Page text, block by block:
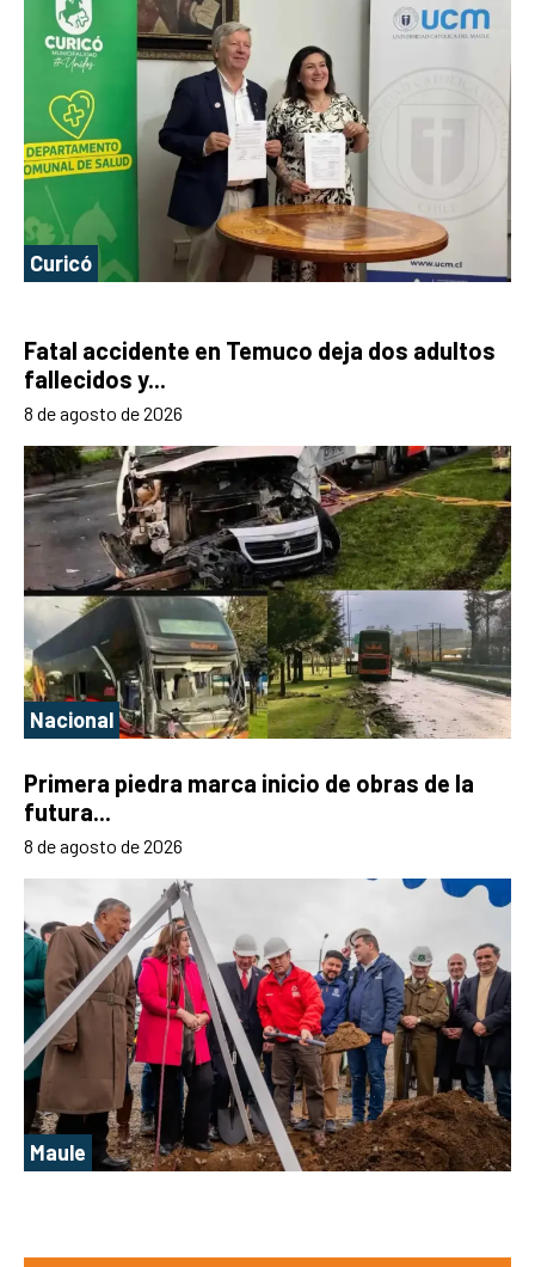
Curicó
Fatal accidente en Temuco deja dos adultos
fallecidos y...
8 de agosto de 2026
Nacional
Primera piedra marca inicio de obras de la
futura...
8 de agosto de 2026
Maule